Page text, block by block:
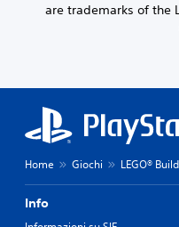
are trademarks of the
Home Giochi LEGO®
Info